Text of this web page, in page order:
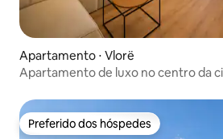
Apartamento ⋅ Vlorë
Apartamento de luxo no centro da
Preferido dos hóspedes
Preferido dos hóspedes